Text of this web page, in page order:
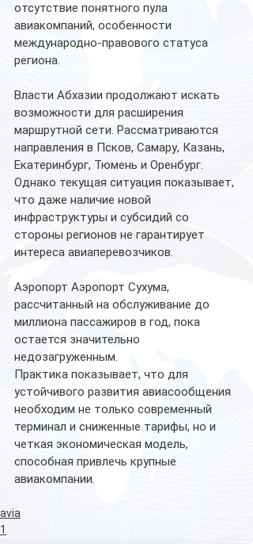
отсутствие понятного пула
авиакомпаний, особенности
международно-правового статуса
региона.
Власти Абхазии продолжают искать
возможности для расширения
маршрутной сети. Рассматриваются
направления в Псков, Самару, Казань,
Екатеринбург, Тюмень и Оренбург.
Однако текущая ситуация показывает,
что даже наличие новой
инфраструктуры и субсидий со
стороны регионов не гарантирует
интереса авиаперевозчиков.
Аэропорт Аэропорт Сухума,
рассчитанный на обслуживание до
миллиона пассажиров в год, пока
остается значительно
недозагруженным.
Практика показывает, что для
устойчивого развития авиасообщения
необходим не только современный
терминал и сниженные тарифы, но и
четкая экономическая модель,
способная привлечь крупные
авиакомпании.
avia
1